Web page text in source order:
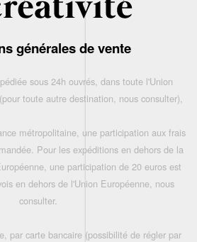
générales de vente
sous 24h ouvrés, dans toute l'Union
toute autre destination, nous consulter),
métropolitaine, une participation aux frais
Pour les expéditions en dehors de la
une participation de 20 euros est
en dehors de l'Union Européenne, nous
consulter.
par carte bancaire (possibilité de régler par